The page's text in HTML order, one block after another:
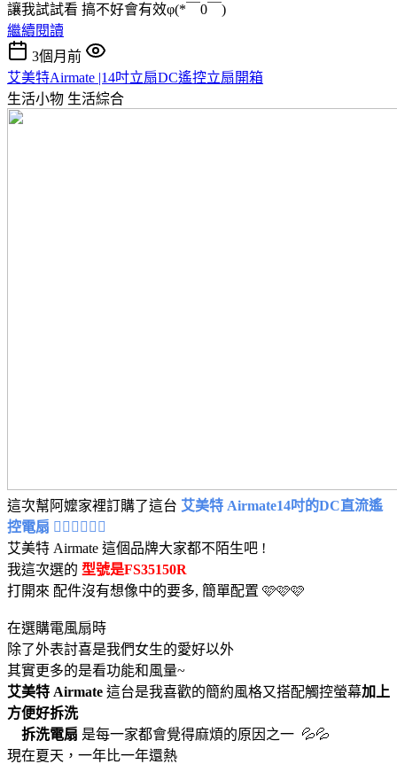
讓我試試看 搞不好會有效φ(*￣0￣)
繼續閱讀
3個月前
艾美特Airmate |14吋立扇DC遙控立扇開箱
生活小物 生活綜合
這次幫阿嬤家裡訂購了這台 艾美特 Airmate14吋的DC直流遙
控電扇 😶‍🌫️😶‍🌫️😶‍🌫️
艾美特 Airmate 這個品牌大家都不陌生吧 !
我這次選的 型號是FS35150R
打開來 配件沒有想像中的要多, 簡單配置 🩷🩷🩷
在選購電風扇時
除了外表討喜是我們女生的愛好以外
其實更多的是看功能和風量~
艾美特 Airmate 這台是我喜歡的簡約風格又搭配觸控螢幕加上
方便好拆洗
拆洗電扇 是每一家都會覺得麻煩的原因之一 💦💦
現在夏天，一年比一年還熱